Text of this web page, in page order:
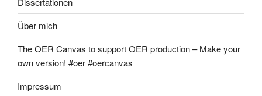
Über mich
The OER Canvas to support OER production – Make your
own version! #oer #oercanvas
Impressum